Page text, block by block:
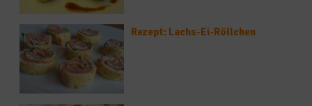
Rezept: Lachs-Ei-Röllchen